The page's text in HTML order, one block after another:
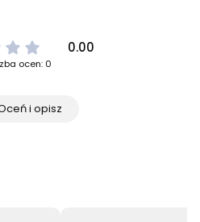
0.00
ocen: 0
i opisz